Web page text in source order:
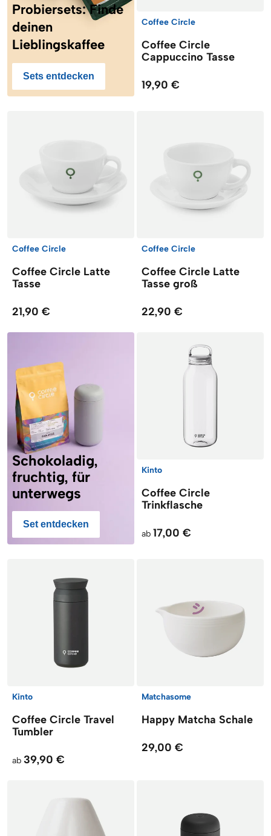
Probiersets: Finde
deinen
Lieblingskaffee
Sets entdecken
Coffee Circle
Coffee Circle
Cappuccino Tasse
19,90 €
Coffee Circle
Coffee Circle Latte
Tasse
21,90 €
Coffee Circle
Coffee Circle Latte
Tasse groß
22,90 €
Schokoladig,
fruchtig, für
unterwegs
Set entdecken
Kinto
Coffee Circle
Trinkflasche
ab 17,00 €
Kinto
Coffee Circle Travel
Tumbler
ab 39,90 €
Matchasome
Happy Matcha Schale
29,00 €